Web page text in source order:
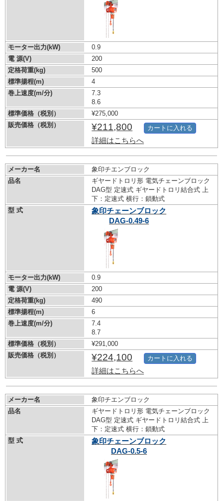
モーター出力(kW)
0.9
電 源(V)
200
定格荷重(kg)
500
標準揚程(m)
4
巻上速度(m/分)
7.3
8.6
標準価格（税別）
¥275,000
販売価格（税別）
¥211,800
詳細はこちらへ
カートに入れる
メーカー名
象印チエンブロック
品名
ギヤードトロリ形 電気チェーンブロック
DAG型 定速式 ギヤードトロリ結合式 上
下：定速式 横行：鎖動式
型 式
象印チェーンブロック
DAG-0.49-6
モーター出力(kW)
0.9
電 源(V)
200
定格荷重(kg)
490
標準揚程(m)
6
巻上速度(m/分)
7.4
8.7
標準価格（税別）
¥291,000
販売価格（税別）
¥224,100
詳細はこちらへ
カートに入れる
メーカー名
象印チエンブロック
品名
ギヤードトロリ形 電気チェーンブロック
DAG型 定速式 ギヤードトロリ結合式 上
下：定速式 横行：鎖動式
型 式
象印チェーンブロック
DAG-0.5-6